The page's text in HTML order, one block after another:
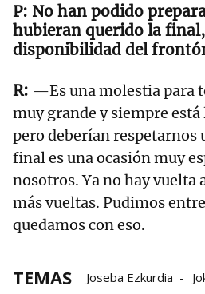
No han podido
hubieran querido la
disponibilidad del
—Es una molestia para
muy grande y siempre
pero deberían respetarnos
final es una ocasión muy
nosotros. Ya no hay vuelta
más vueltas. Pudimos
quedamos con eso.
TEMAS Joseba Ezkurdia